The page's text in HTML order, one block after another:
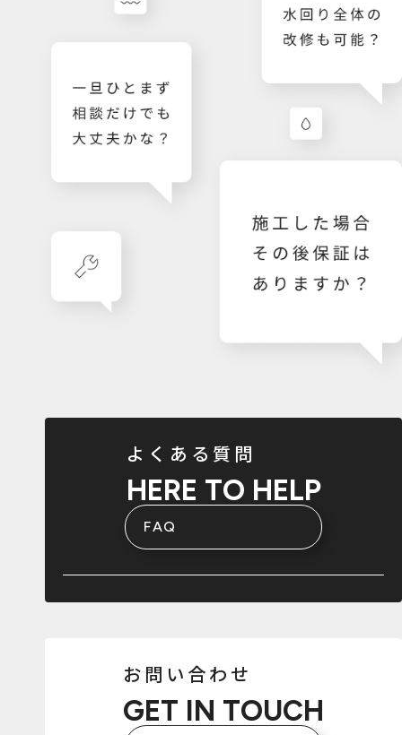
よくある質問
HERE TO HELP
FAQ
お問い合わせ
GET IN TOUCH